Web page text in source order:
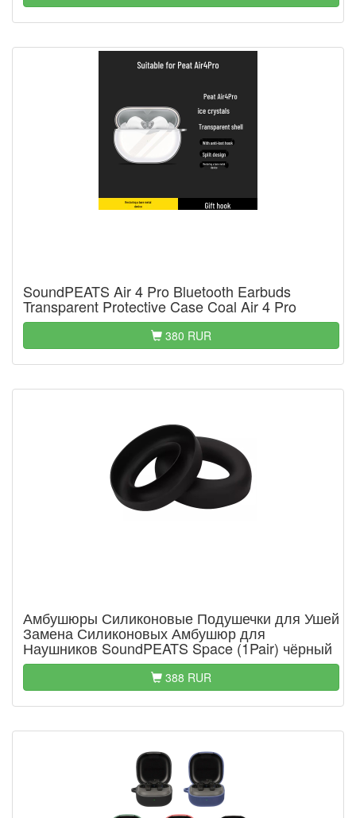
SoundPEATS Air 4 Pro Bluetooth Earbuds
Transparent Protective Case Coal Air 4 Pro
380 RUR
Амбушюры Силиконовые Подушечки для Ушей
Замена Силиконовых Амбушюр для
Наушников SoundPEATS Space (1Pair) чёрный
388 RUR